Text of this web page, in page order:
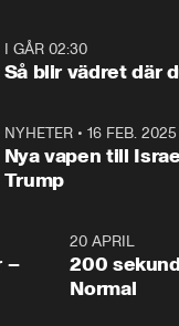
I GÅR 02:30
Så blir vädret där
NYHETER• 16 FEB. 2025
Nya vapen till
Trump
4:23
–
20 APRIL
200
Normal